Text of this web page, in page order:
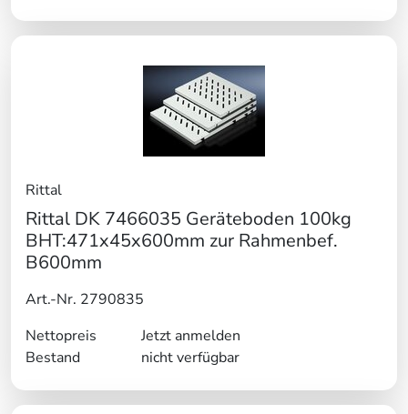
Rittal
Rittal DK 7466035 Geräteboden 100kg
BHT:471x45x600mm zur Rahmenbef.
B600mm
Art.-Nr. 2790835
Nettopreis
Jetzt anmelden
Bestand
nicht verfügbar